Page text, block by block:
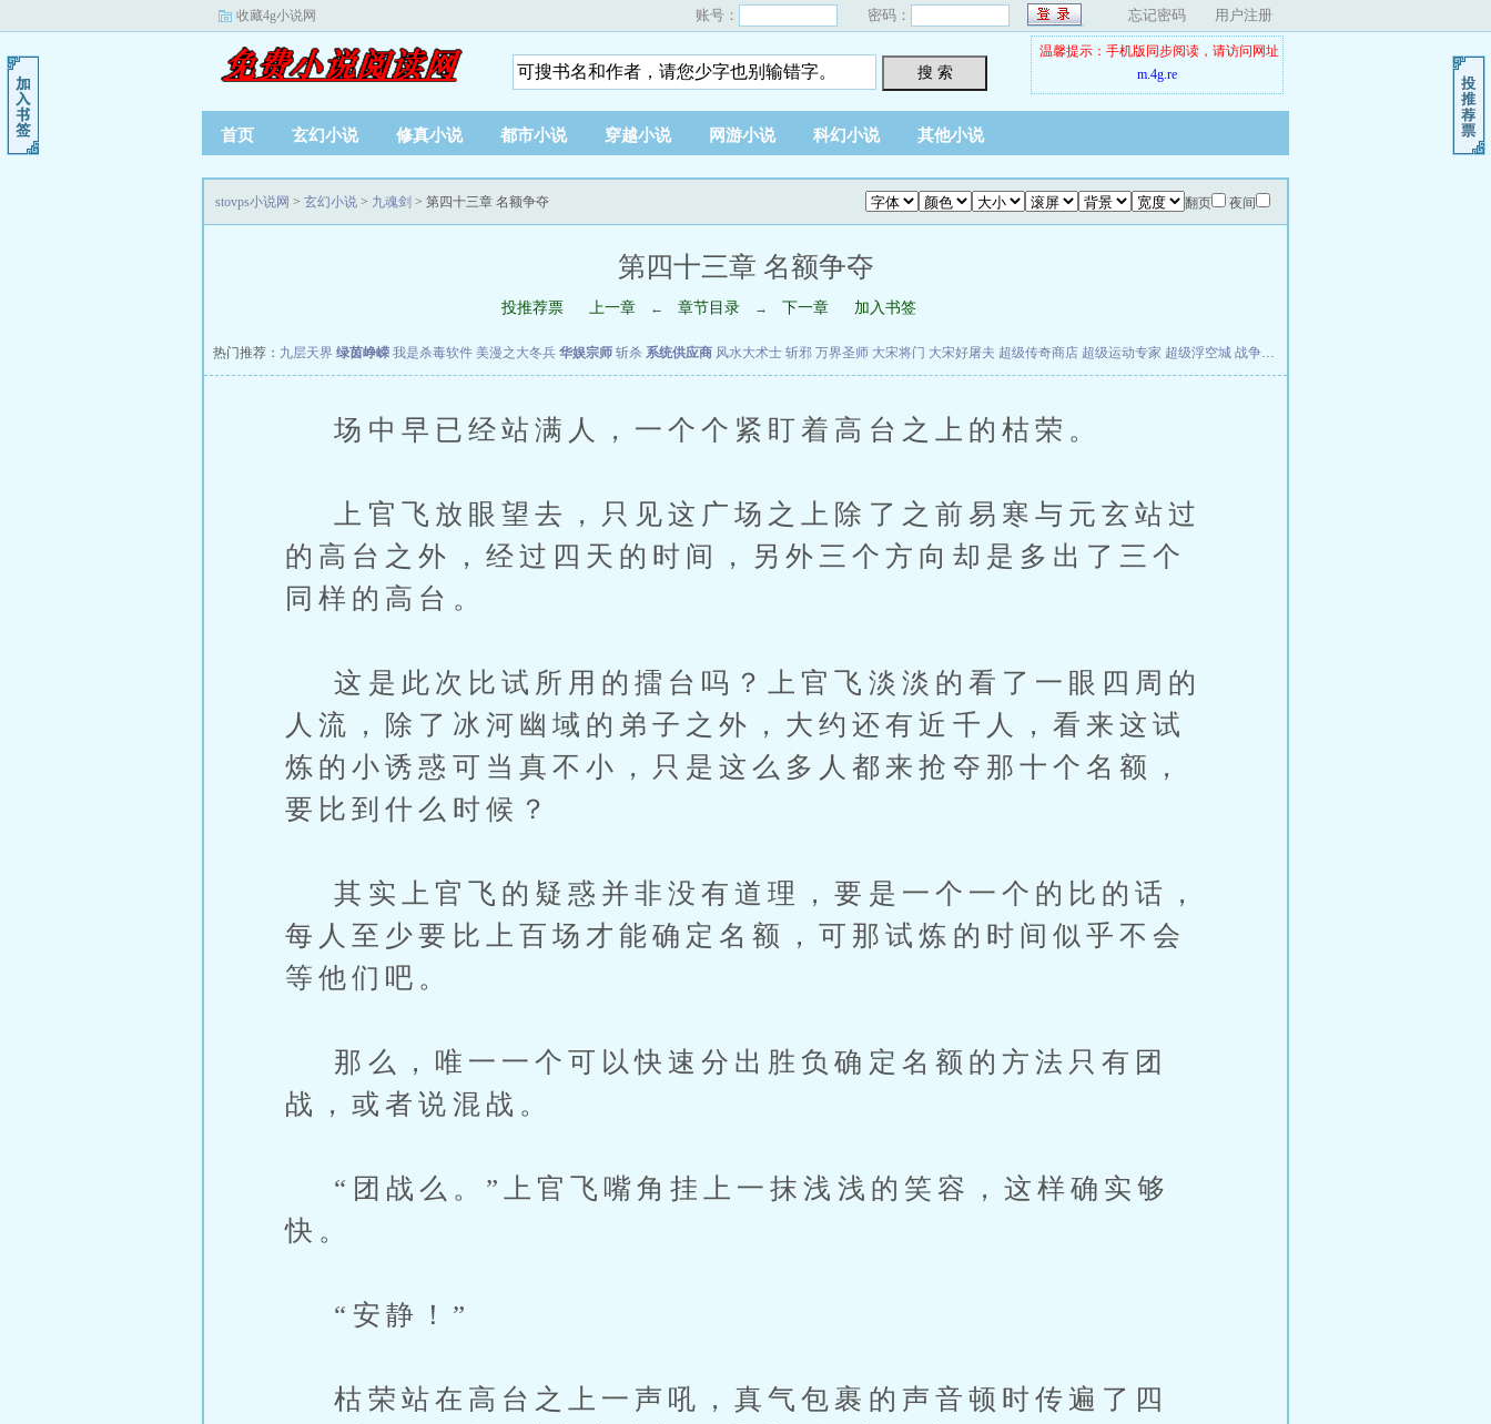
收藏4g小说网 账号： 密码： 忘记密码 用户注册
搜 索
温馨提示：手机版同步阅读，请访问网址
m.4g.re
首页 玄幻小说 修真小说 都市小说 穿越小说 网游小说 科幻小说 其他小说
翻页 夜间
stovps小说网 > 玄幻小说 > 九魂剑 > 第四十三章 名额争夺
第四十三章 名额争夺
投推荐票 上一章 ← 章节目录 → 下一章 加入书签
热门推荐： 九层天界 绿茵峥嵘 我是杀毒软件 美漫之大冬兵 华娱宗师 斩杀 系统供应商 风水大术士 斩邪 万界圣师 大宋将门 大宋好屠夫 超级传奇商店 超级运动专家 超级浮空城 战争天堂
场中早已经站满人，一个个紧盯着高台之上的枯荣。
上官飞放眼望去，只见这广场之上除了之前易寒与元玄站过
的高台之外，经过四天的时间，另外三个方向却是多出了三个
同样的高台。
这是此次比试所用的擂台吗？上官飞淡淡的看了一眼四周的
人流，除了冰河幽域的弟子之外，大约还有近千人，看来这试
炼的小诱惑可当真不小，只是这么多人都来抢夺那十个名额，
要比到什么时候？
其实上官飞的疑惑并非没有道理，要是一个一个的比的话，
每人至少要比上百场才能确定名额，可那试炼的时间似乎不会
等他们吧。
那么，唯一一个可以快速分出胜负确定名额的方法只有团
战，或者说混战。
“团战么。”上官飞嘴角挂上一抹浅浅的笑容，这样确实够
快。
“安静！”
枯荣站在高台之上一声吼，真气包裹的声音顿时传遍了四